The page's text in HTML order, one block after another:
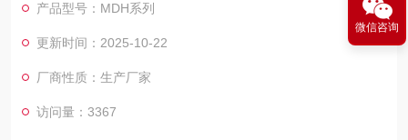
可制取高度溶解液。应用于贵重液体，冷媒或高温液体，低粘度
环,及 350℃以内高温导热油，循环 180℃以内热水、低温-100℃
产品型号：MDH系列
更新时间：2025-10-22
厂商性质：生产厂家
访问量：3367
微信咨询